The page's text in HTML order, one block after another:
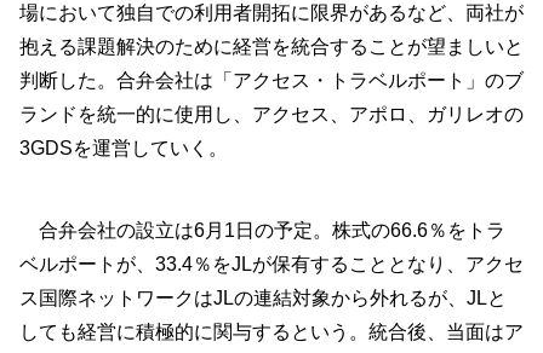
場において独自での利用者開拓に限界があるなど、両社が
抱える課題解決のために経営を統合することが望ましいと
判断した。合弁会社は「アクセス・トラベルポート」のブ
ランドを統一的に使用し、アクセス、アポロ、ガリレオの
3GDSを運営していく。
合弁会社の設立は6月1日の予定。株式の66.6％をトラ
ベルポートが、33.4％をJLが保有することとなり、アクセ
ス国際ネットワークはJLの連結対象から外れるが、JLと
しても経営に積極的に関与するという。統合後、当面はア